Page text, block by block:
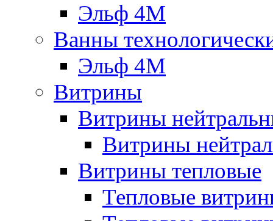
Эльф 4М
Ванны
Эльф 4М
Витрины
Витрины
Витрины
Витрины тепловые
Тепловые